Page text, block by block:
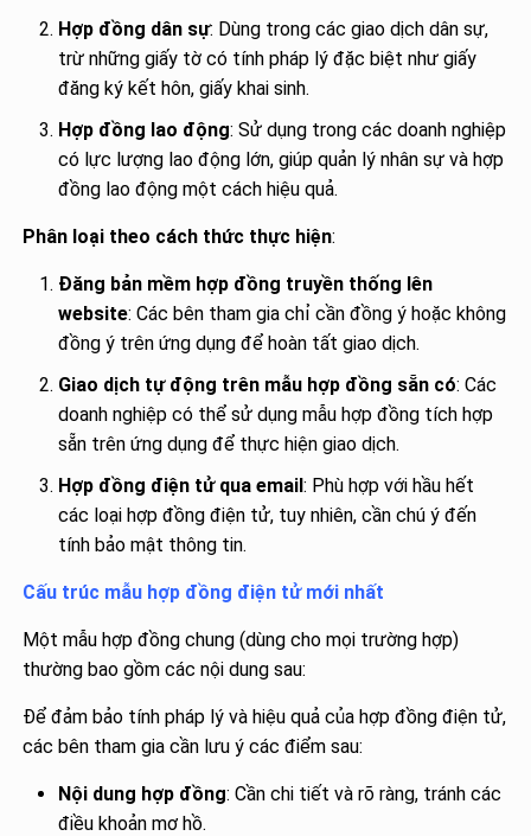
Hợp đồng dân sự: Dùng trong các giao dịch dân sự,
trừ những giấy tờ có tính pháp lý đặc biệt như giấy
đăng ký kết hôn, giấy khai sinh.
Hợp đồng lao động: Sử dụng trong các doanh nghiệp
có lực lượng lao động lớn, giúp quản lý nhân sự và hợp
đồng lao động một cách hiệu quả.
Phân loại theo cách thức thực hiện:
Đăng bản mềm hợp đồng truyền thống lên
website: Các bên tham gia chỉ cần đồng ý hoặc không
đồng ý trên ứng dụng để hoàn tất giao dịch.
Giao dịch tự động trên mẫu hợp đồng sẵn có: Các
doanh nghiệp có thể sử dụng mẫu hợp đồng tích hợp
sẵn trên ứng dụng để thực hiện giao dịch.
Hợp đồng điện tử qua email: Phù hợp với hầu hết
các loại hợp đồng điện tử, tuy nhiên, cần chú ý đến
tính bảo mật thông tin.
Cấu trúc mẫu hợp đồng điện tử mới nhất
Một mẫu hợp đồng chung (dùng cho mọi trường hợp)
thường bao gồm các nội dung sau:
Để đảm bảo tính pháp lý và hiệu quả của hợp đồng điện tử,
các bên tham gia cần lưu ý các điểm sau:
Nội dung hợp đồng: Cần chi tiết và rõ ràng, tránh các
điều khoản mơ hồ.